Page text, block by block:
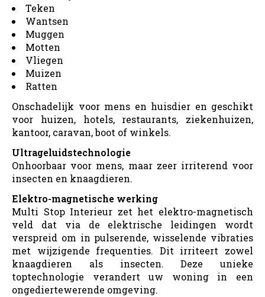
Teken
Wantsen
Muggen
Motten
Vliegen
Muizen
Ratten
Onschadelijk voor mens en huisdier en geschikt
voor huizen, hotels, restaurants, ziekenhuizen,
kantoor, caravan, boot of winkels.
Ultrageluidstechnologie
Onhoorbaar voor mens, maar zeer irriterend voor
insecten en knaagdieren.
Elektro-magnetische werking
Multi Stop Interieur zet het elektro-magnetisch
veld dat via de elektrische leidingen wordt
verspreid om in pulserende, wisselende vibraties
met wijzigende frequenties. Dit irriteert zowel
knaagdieren als insecten. Deze unieke
toptechnologie verandert uw woning in een
ongediertewerende omgeving.